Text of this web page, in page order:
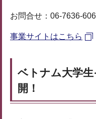
お問合せ：06-7636-
事業サイトはこちら
ベトナム大学
開！